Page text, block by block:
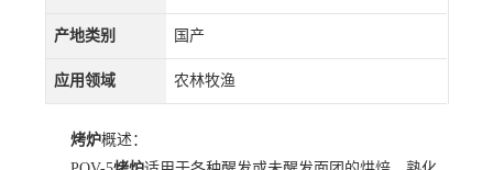
产地类别 国产
应用领域 农林牧渔
烤炉概述：